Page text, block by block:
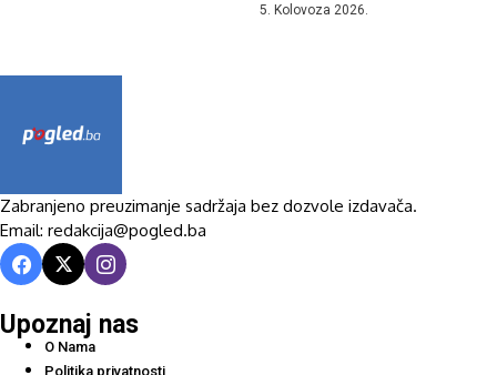
5. Kolovoza 2026.
Zabranjeno preuzimanje sadržaja bez dozvole izdavača.
Email: redakcija@pogled.ba
Upoznaj nas
O Nama
Politika privatnosti